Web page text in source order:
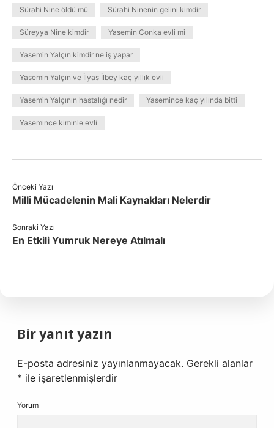
Sürahi Nine öldü mü Sürahi Ninenin gelini kimdir
Süreyya Nine kimdir Yasemin Conka evli mi
Yasemin Yalçın kimdir ne iş yapar
Yasemin Yalçın ve İlyas İlbey kaç yıllık evli
Yasemin Yalçının hastalığı nedir Yasemince kaç yılında bitti
Yasemince kiminle evli
Önceki Yazı
Milli Mücadelenin Mali Kaynakları Nelerdir
Sonraki Yazı
En Etkili Yumruk Nereye Atılmalı
Bir yanıt yazın
E-posta adresiniz yayınlanmayacak. Gerekli alanlar
* ile işaretlenmişlerdir
Yorum